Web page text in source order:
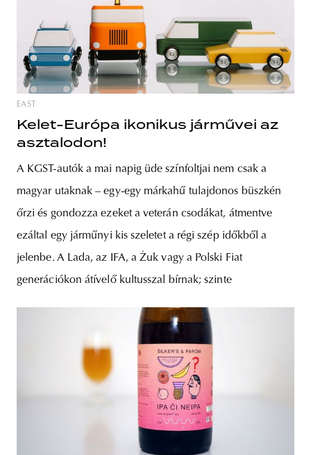
EAST
Kelet-Európa ikonikus járművei az
asztalodon!
A KGST-autók a mai napig üde színfoltjai nem csak a
magyar utaknak – egy-egy márkahű tulajdonos büszkén
őrzi és gondozza ezeket a veterán csodákat, átmentve
ezáltal egy járműnyi kis szeletet a régi szép időkből a
jelenbe. A Lada, az IFA, a Żuk vagy a Polski Fiat
generációkon átívelő kultusszal bírnak; szinte